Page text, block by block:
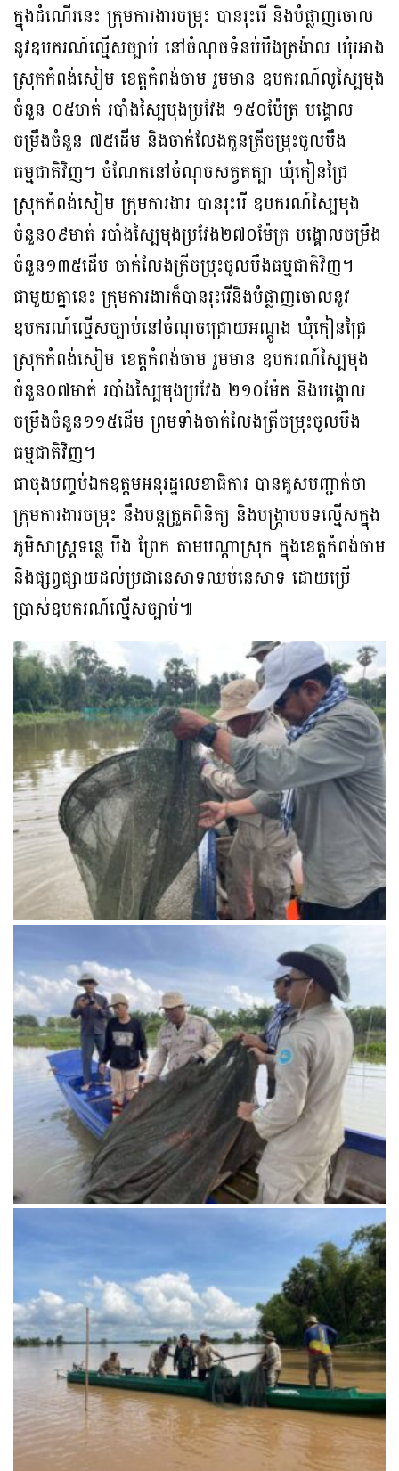
ក្នុងដំណើរនេះ ក្រុមការងារចម្រុះ បានរុះរើ និងបំផ្លាញចោល
នូវឧបករណ៍ល្មើសច្បាប់ នៅចំណុចទំនប់បឹងត្រង៉ាល ឃុំរអាង
ស្រុកកំពង់សៀម ខេត្តកំពង់ចាម រួមមាន ឧបករណ៍លូស្បៃមុង
ចំនួន ០៥មាត់ របាំងស្បៃមុងប្រវែង ១៥០ម៉ែត្រ បង្គោល
ចម្រឹងចំនួន ៧៥ដើម និងចាក់លែងកូនត្រីចម្រុះចូលបឹង
ធម្មជាតិវិញ។ ចំណែកនៅចំណុចសត្វតត្បា ឃុំកៀនជ្រៃ
ស្រុកកំពង់សៀម ក្រុមការងារ បានរុះរើ ឧបករណ៍ស្បៃមុង
ចំនួន០៩មាត់ របាំងស្បៃមុងប្រវែង២៧០ម៉ែត្រ បង្គោលចម្រឹង
ចំនួន១៣៥ដើម ចាក់លែងត្រីចម្រុះចូលបឹងធម្មជាតិវិញ។
ជាមួយគ្នានេះ ក្រុមការងារក៏បានរុះរើនិងបំផ្លាញចោលនូវ
ឧបករណ៍ល្មើសច្បាប់នៅចំណុចជ្រោយអណ្តូង ឃុំកៀនជ្រៃ
ស្រុកកំពង់សៀម ខេត្តកំពង់ចាម រួមមាន ឧបករណ៍ស្បៃមុង
ចំនួន០៧មាត់ របាំងស្បៃមុងប្រវែង ២១០ម៉ែត និងបង្គោល
ចម្រឹងចំនួន១១៥ដើម ព្រមទាំងចាក់លែងត្រីចម្រុះចូលបឹង
ធម្មជាតិវិញ។
ជាចុងបញ្ចប់ឯកឧត្តមអនុរដ្ឋលេខាធិការ បានគូសបញ្ជាក់ថា
ក្រុមការងារចម្រុះ នឹងបន្តត្រួតពិនិត្យ និងបង្ក្រាបបទល្មើសក្នុង
ភូមិសាស្ត្រទន្លេ បឹង ព្រែក តាមបណ្តាស្រុក ក្នុងខេត្តកំពង់ចាម
និងផ្សព្វផ្សាយដល់ប្រជានេសាទឈប់នេសាទ ដោយប្រើ
ប្រាស់ឧបករណ៍ល្មើសច្បាប់៕